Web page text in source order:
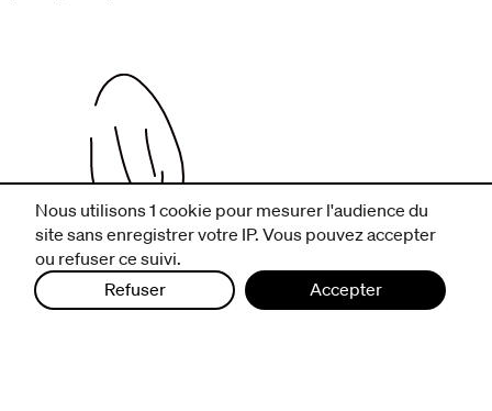
infos pratiques
billetterie
nous suivre
Nous utilisons 1 cookie pour mesurer l'audience du
site sans enregistrer votre IP. Vous pouvez accepter
ou refuser ce suivi.
Refuser
Accepter